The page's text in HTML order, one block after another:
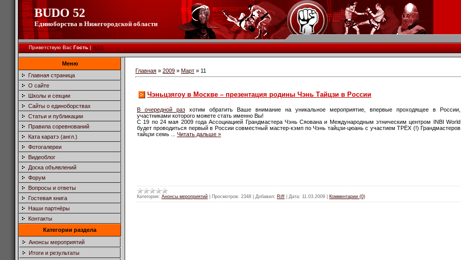
BUDO 52
Единоборства в Нижегородской области
Приветствую Вас Гость|RSS
Меню
Главная страница
О сайте
Школы и секции
Сайты о единоборствах
Статьи и публикации
Правила соревнований
Ката каратэ (англ.)
Фотогалереи
Видеоблог
Доска объявлений
Форум
Вопросы и ответы
Гостевая книга
Наши партнёры
Контакты
Категории раздела
Анонсы мероприятий
Итоги и результаты
Главная » 2009 » Март » 11
Чэньцзягоу в Москве – презентация родины Чэнь Тайцзи в России
В очередной раз хотим обратить Ваше внимание на уникальное мероприятие, впервые проходящее в России,
участниками которого можете стать именно Вы!
С 19 по 24 мая 2009 года Ассоциацией Грандмастера Чэнь Сяована и Международным этническим центром INBI World
будет проводиться первый в России совместный мастер-кэмп по Чэнь тайцзи-цюань с участием ТРЁХ (!) Грандмастеров
тайцзи семь
Читать дальше »
Категория: Анонсы мероприятий Просмотров: 2348 Добавил: Riff Дата: 11.03.2009 Комментарии (0)